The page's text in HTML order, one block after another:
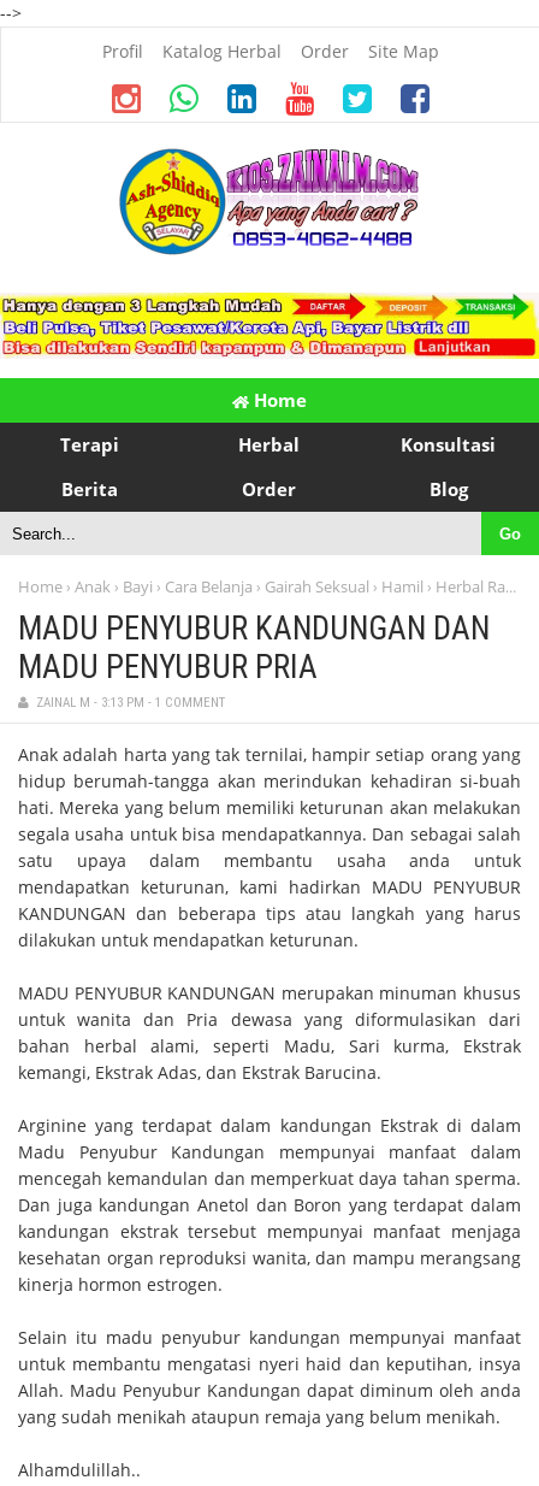
-->
Profil
Katalog Herbal Order Site Map
Home
Terapi
Herbal
Konsultasi
Berita
Order Blog
Home › Anak › Bayi › Cara Belanja › Gairah Seksual › Hamil › Herbal Ramuan Alami
MADU PENYUBUR KANDUNGAN DAN
MADU PENYUBUR PRIA
ZAINAL M - 3:13 PM - 1 COMMENT
Anak adalah harta yang tak ternilai, hampir setiap orang yang
hidup berumah-tangga akan merindukan kehadiran si-buah
hati. Mereka yang belum memiliki keturunan akan melakukan
segala usaha untuk bisa mendapatkannya. Dan sebagai salah
satu upaya dalam membantu usaha anda untuk
mendapatkan keturunan, kami hadirkan MADU PENYUBUR
KANDUNGAN dan beberapa tips atau langkah yang harus
dilakukan untuk mendapatkan keturunan.
MADU PENYUBUR KANDUNGAN merupakan minuman khusus
untuk wanita dan Pria dewasa yang diformulasikan dari
bahan herbal alami, seperti Madu, Sari kurma, Ekstrak
kemangi, Ekstrak Adas, dan Ekstrak Barucina.
Arginine yang terdapat dalam kandungan Ekstrak di dalam
Madu Penyubur Kandungan mempunyai manfaat dalam
mencegah kemandulan dan memperkuat daya tahan sperma.
Dan juga kandungan Anetol dan Boron yang terdapat dalam
kandungan ekstrak tersebut mempunyai manfaat menjaga
kesehatan organ reproduksi wanita, dan mampu merangsang
kinerja hormon estrogen.
Selain itu madu penyubur kandungan mempunyai manfaat
untuk membantu mengatasi nyeri haid dan keputihan, insya
Allah. Madu Penyubur Kandungan dapat diminum oleh anda
yang sudah menikah ataupun remaja yang belum menikah.
Alhamdulillah..